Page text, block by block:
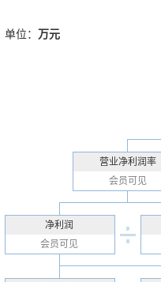
单位： 万元
营业净利润率
会员可见
净利润
会员可见